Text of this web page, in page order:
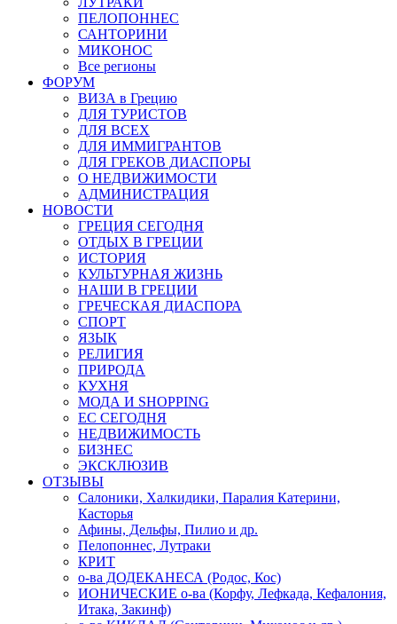
ПЕЛОПОННЕС
САНТОРИНИ
МИКОНОС
Все регионы
ФОРУМ
ВИЗА в Грецию
ДЛЯ ТУРИСТОВ
ДЛЯ ВСЕХ
ДЛЯ ИММИГРАНТОВ
ДЛЯ ГРЕКОВ ДИАСПОРЫ
О НЕДВИЖИМОСТИ
АДМИНИСТРАЦИЯ
НОВОСТИ
ГРЕЦИЯ СЕГОДНЯ
ОТДЫХ В ГРЕЦИИ
ИСТОРИЯ
КУЛЬТУРНАЯ ЖИЗНЬ
НАШИ В ГРЕЦИИ
ГРЕЧЕСКАЯ ДИАСПОРА
СПОРТ
ЯЗЫК
РЕЛИГИЯ
ПРИРОДА
КУХНЯ
МОДА И SHOPPING
ЕС СЕГОДНЯ
НЕДВИЖИМОСТЬ
БИЗНЕС
ЭКСКЛЮЗИВ
ОТЗЫВЫ
Салоники, Халкидики, Паралия Катерини,
Касторья
Афины, Дельфы, Пилио и др.
Пелопоннес, Лутраки
КРИТ
о-ва ДОДЕКАНЕСА (Родос, Кос)
ИОНИЧЕСКИЕ о-ва (Корфу, Лефкада, Кефалония,
Итака, Закинф)